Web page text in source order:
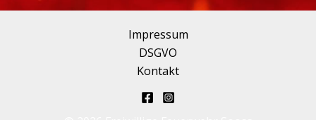
Impressum
DSGVO
Kontakt